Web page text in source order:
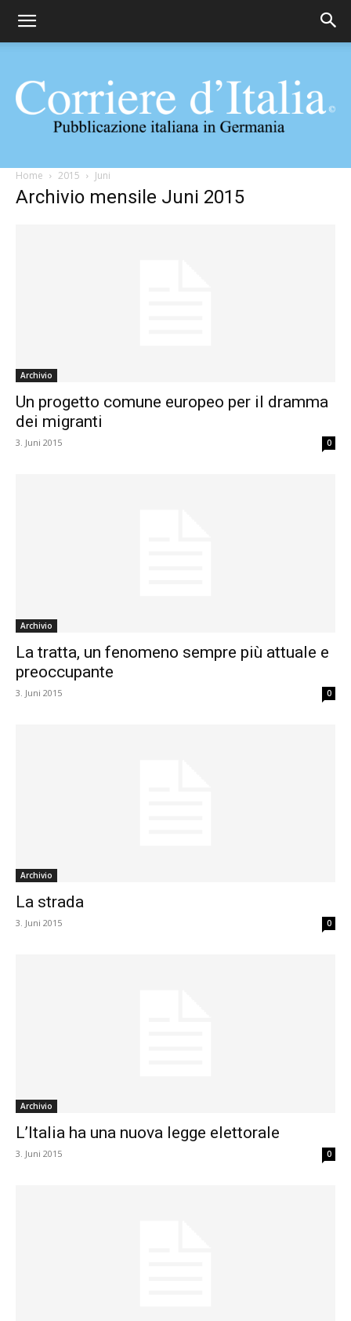
Corriere
Home 2015 Juni
Archivio mensile Juni 2015
Archivio
Un progetto comune europeo per il dramma
dei migranti
3. Juni 2015 0
Archivio
La tratta, un fenomeno sempre più attuale e
preoccupante
3. Juni 2015 0
Archivio
La strada
3. Juni 2015 0
Archivio
L’Italia ha una nuova legge elettorale
3. Juni 2015 0